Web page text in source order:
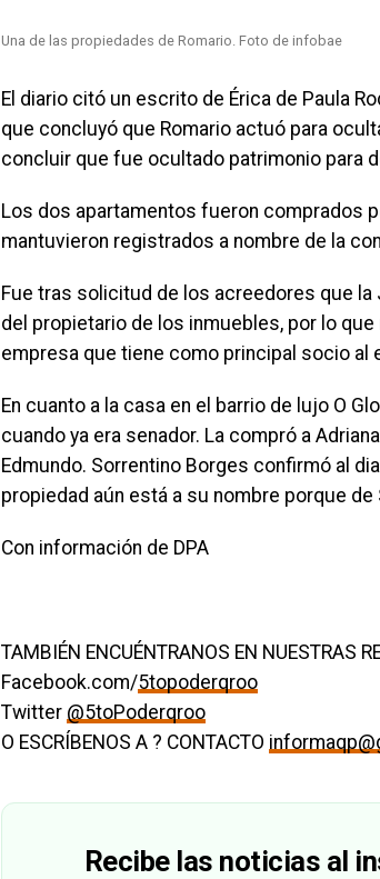
Una de las propiedades de Romario. Foto de infobae
El diario citó un escrito de Érica de Paula
que concluyó que Romario actuó para
concluir que fue ocultado patrimonio para
Los dos apartamentos fueron comprados
mantuvieron registrados a nombre de la
Fue tras solicitud de los acreedores que
del propietario de los inmuebles, por lo
empresa que tiene como principal socio al
En cuanto a la casa en el barrio de lujo O
cuando ya era senador. La compró a
Edmundo. Sorrentino Borges confirmó al
propiedad aún está a su nombre porque de
Con información de DPA
TAMBIÉN ENCUÉNTRANOS EN NUESTRAS
Facebook.com/5topoderqroo
Twitter @5toPoderqroo
O ESCRÍBENOS A ? CONTACTO
Recibe las noticias al